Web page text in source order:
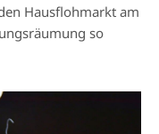
Hausflohmarkt am
so